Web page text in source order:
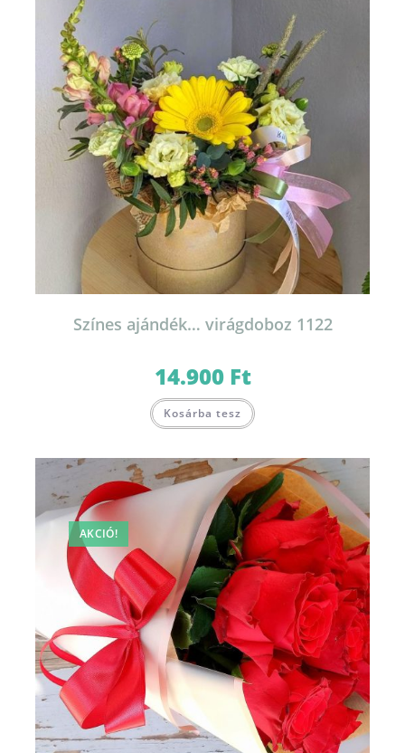
termékoldalon
választhatók
ki
Színes ajándék… virágdoboz 1122
14.900 Ft
Kosárba tesz
AKCIÓ!